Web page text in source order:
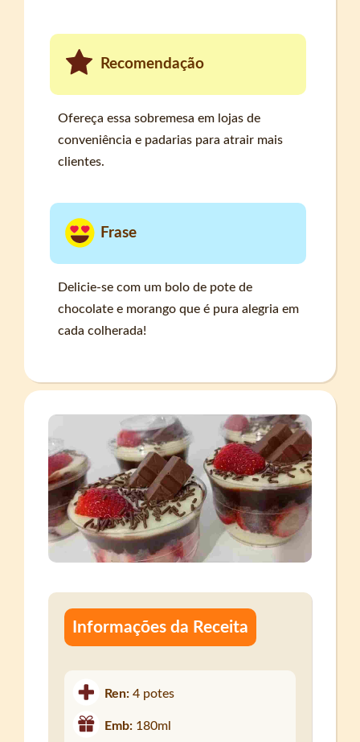
Recomendação
Ofereça essa sobremesa em lojas de
conveniência e padarias para atrair mais
clientes.
Frase
Delicie-se com um bolo de pote de
chocolate e morango que é pura alegria em
cada colherada!
Informações da Receita
Ren:4 potes
Emb: 180ml